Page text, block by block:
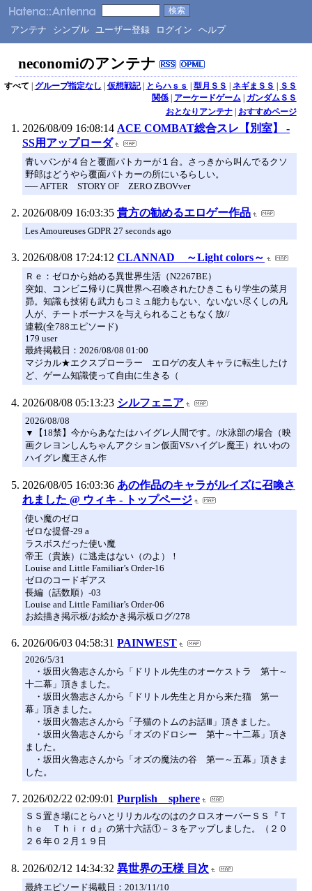
アンテナ シンプル ユーザー登録 ログイン ヘルプ
neconomiのアンテナ
すべて | グループ指定なし | 仮想戦記| とらハｓｓ | 型月ＳＳ | ネギまＳＳ | ＳＳ
関係| アーケードゲーム| ガンダムＳＳ
おとなりアンテナ| おすすめページ
2026/08/09 16:08:14 ACE COMBAT総合スレ【別室】 -
SS用アップローダ
青いバンが４台と覆面パトカーが１台。さっきから叫んでるクソ
野郎はどうやら覆面パトカーの所にいるらしい。
── AFTER STORY OF ZERO ZBOVver
2026/08/09 16:03:35 貴方の勧めるエロゲー作品
Les Amoureuses GDPR 27 seconds ago
2026/08/08 17:24:12 CLANNAD ～Light colors～
Ｒｅ：ゼロから始める異世界生活（N2267BE）
突如、コンビニ帰りに異世界へ召喚されたひきこもり学生の菜月
昴。知識も技術も武力もコミュ能力もない、ないない尽くしの凡
人が、チートボーナスを与えられることもなく放//
連載(全788エピソード)
179 user
最終掲載日：2026/08/08 01:00
マジカル★エクスプローラー エロゲの友人キャラに転生したけ
ど、ゲーム知識使って自由に生きる（
2026/08/08 05:13:23 シルフェニア
2026/08/08
▼【18禁】今からあなたはハイグレ人間です。/水泳部の場合（映
画クレヨンしんちゃんアクション仮面VSハイグレ魔王）れいわの
ハイグレ魔王さん作
2026/08/05 16:03:36 あの作品のキャラがルイズに召喚さ
れました @ ウィキ - トップページ
使い魔のゼロ
ゼロな提督-29 a
ラスボスだった使い魔
帝王（貴族）に逃走はない（のよ）！
Louise and Little Familiar’s Order-16
ゼロのコードギアス
長編（話数順）-03
Louise and Little Familiar’s Order-06
お絵描き掲示板/お絵かき掲示板ログ/278
2026/06/03 04:58:31 PAINWEST
2026/5/31
・坂田火魯志さんから「ドリトル先生のオーケストラ 第十～
十二幕」頂きました。
・坂田火魯志さんから「ドリトル先生と月から来た猫 第一
幕」頂きました。
・坂田火魯志さんから「子猫のトムのお話Ⅲ」頂きました。
・坂田火魯志さんから「オズのドロシー 第十～十二幕」頂き
ました。
・坂田火魯志さんから「オズの魔法の谷 第一～五幕」頂きま
した。
2026/02/22 02:09:01 Purplish sphere
ＳＳ置き場にとらハとリリカルなのはのクロスオーバーＳＳ『Ｔ
ｈｅ Ｔｈｉｒｄ』の第十六話①－３をアップしました。（２０
２６年０２月１９日
2026/02/12 14:34:32 異世界の王様 目次
最終エピソード掲載日：2013/11/10